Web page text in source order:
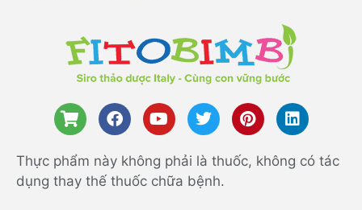
Thực phẩm này không phải là thuốc, không có tác
dụng thay thế thuốc chữa bệnh.